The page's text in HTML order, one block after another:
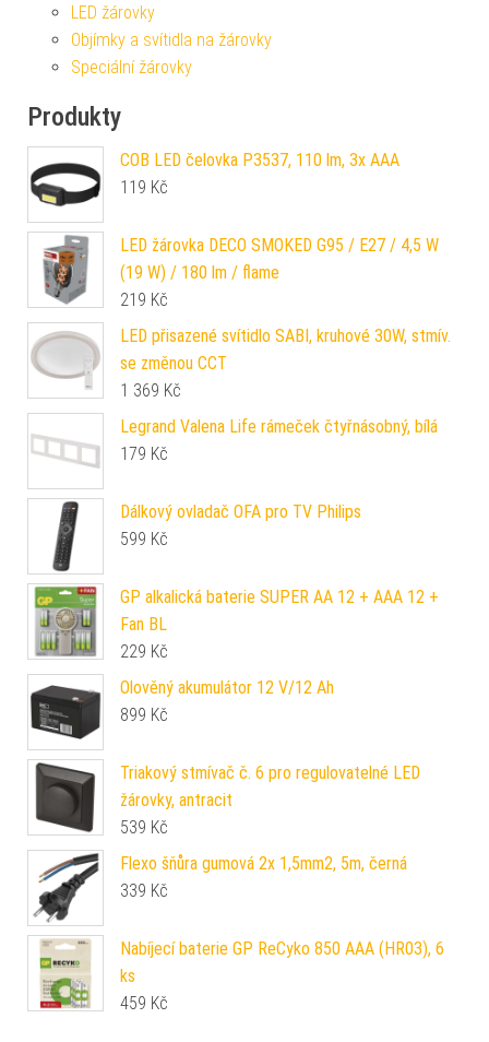
LED žárovky
Objímky a svítidla na žárovky
Speciální žárovky
Produkty
COB LED čelovka P3537, 110 lm, 3x AAA
119 Kč
LED žárovka DECO SMOKED G95 / E27 / 4,5 W
(19 W) / 180 lm / flame
219 Kč
LED přisazené svítidlo SABI, kruhové 30W, stmív.
se změnou CCT
1 369 Kč
Legrand Valena Life rámeček čtyřnásobný, bílá
179 Kč
Dálkový ovladač OFA pro TV Philips
599 Kč
GP alkalická baterie SUPER AA 12 + AAA 12 +
Fan BL
229 Kč
Olověný akumulátor 12 V/12 Ah
899 Kč
Triakový stmívač č. 6 pro regulovatelné LED
žárovky, antracit
539 Kč
Flexo šňůra gumová 2x 1,5mm2, 5m, černá
339 Kč
Nabíjecí baterie GP ReCyko 850 AAA (HR03), 6
ks
459 Kč